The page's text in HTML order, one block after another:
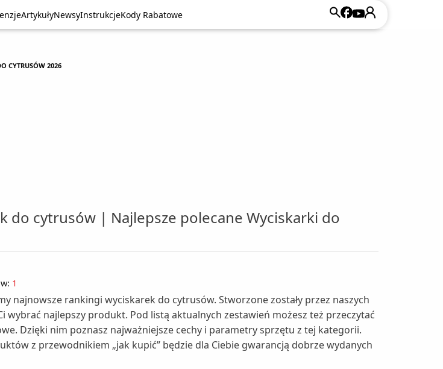
ArtykułyNewsyInstrukcjeKody Rabatowe
ArtykułyNewsyInstrukcjeKody Rabatowe
CYTRUSÓW 2026
do cytrusów | Najlepsze polecane Wyciskarki do
1
najnowsze rankingi wyciskarek do cytrusów. Stworzone zostały przez naszych
wybrać najlepszy produkt. Pod listą aktualnych zestawień możesz też przeczytać
Dzięki nim poznasz najważniejsze cechy i parametry sprzętu z tej kategorii.
z przewodnikiem „jak kupić” będzie dla Ciebie gwarancją dobrze wydanych